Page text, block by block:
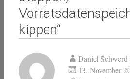
kippen“
Daniel Schwerd
13. November